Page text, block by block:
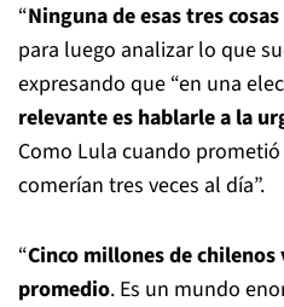
“Ninguna de esas tres
para luego analizar lo que
expresando que “en una
relevante es hablarle a la
Como Lula cuando
comerían tres veces al día”.
“Cinco millones de
promedio. Es un mundo